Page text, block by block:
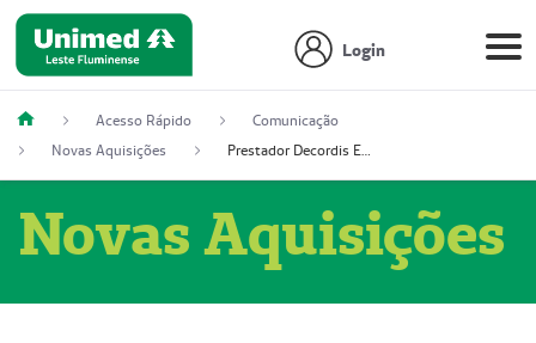
Login
Acesso Rápido
Comunicação
Novas Aquisições
Prestador Decordis Exames Cardiológicos LTDA (51004347-4)
Novas Aquisições